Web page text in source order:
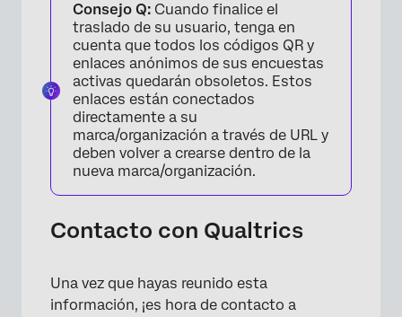
Consejo Q: Cuando finalice el
traslado de su usuario, tenga en
cuenta que todos los códigos QR y
enlaces anónimos de sus encuestas
activas quedarán obsoletos. Estos
enlaces están conectados
directamente a su
marca/organización a través de URL y
deben volver a crearse dentro de la
nueva marca/organización.
Contacto con Qualtrics
Una vez que hayas reunido esta
información, ¡es hora de contacto a